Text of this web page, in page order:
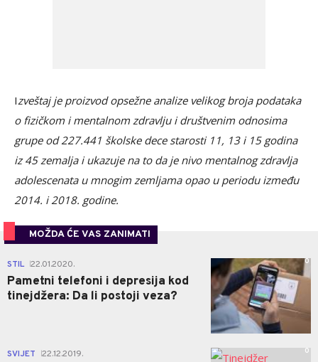
Izveštaj je proizvod opsežne analize velikog broja podataka
o fizičkom i mentalnom zdravlju i društvenim odnosima
grupe od 227.441 školske dece starosti 11, 13 i 15 godina
iz 45 zemalja i ukazuje na to da je nivo mentalnog zdravlja
adolescenata u mnogim zemljama opao u periodu između
2014. i 2018. godine.
MOŽDA ĆE VAS ZANIMATI
STIL 22.01.2020.
Pametni telefoni i depresija kod
tinejdžera: Da li postoji veza?
0
SVIJET 22.12.2019. 0